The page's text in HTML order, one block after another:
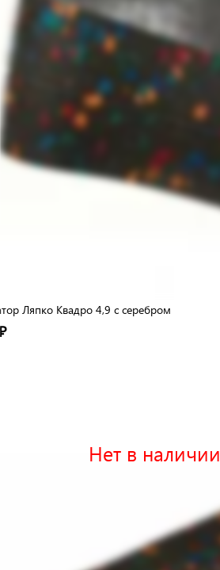
Ляпко Квадро 4,9 с серебром
Нет в наличии